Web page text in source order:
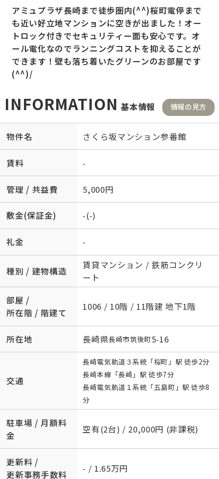
アミュプラザ長崎まで徒歩圏内(^^)桜町電停まで
も近い好立地マンションに空きが出ました！オー
トロック付きでセキュリティー面も安心です。オ
ール電化なのでランニングコストを抑えることが
できます！壁も落ち着いたグリーンのお部屋です
(^^)/
INFORMATION 基本情報 情報の見方
物件名 さくら坂マンション参番館
賃料 -
管理 / 共益費 5,000円
敷金(保証金) -(-)
礼金 -
種別 / 建物構造
賃貸マンション / 鉄筋コンクリ
ート
部屋 /
所在階 / 階建て
1006 / 10階 / 11階建 地下1階
所在地 長崎県長崎市筑後町5-16
交通
長崎電気軌道３系統 「桜町 」駅 徒歩2分
長崎本線 「長崎 」駅 徒歩7分
長崎電気軌道１系統 「五島町 」駅 徒歩8
分
駐車場 / 月額料
金
空有(2台) / 20,000円 (非課税)
更新料 /
更新事務手数料
- / 1.65万円